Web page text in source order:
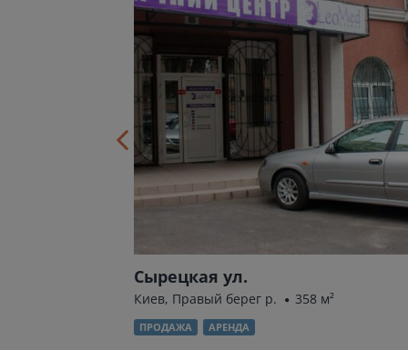
Сырецкая ул.
Киев, Правый берег р. 358 м²
ПРОДАЖА АРЕНДА